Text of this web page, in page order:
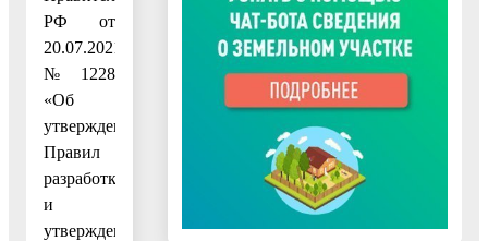
РФ от
20.07.2021
№ 1228
«Об
утверждении
Правил
разработки
и
утверждения